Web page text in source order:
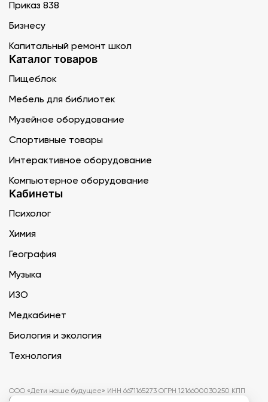
Приказ 838
Бизнесу
Капитальный ремонт школ
Каталог товаров
Пищеблок
Мебель для библиотек
Музейное оборудование
Спортивные товары
Интерактивное оборудование
Компьютерное оборудование
Кабинеты
Психолог
Химия
География
Музыка
ИЗО
Медкабинет
Биология и экология
Технология
ООО «Дети наше будущее» ИНН 6671165273 ОГРН 1216600030250 КПП
667101001 БИК 046577674